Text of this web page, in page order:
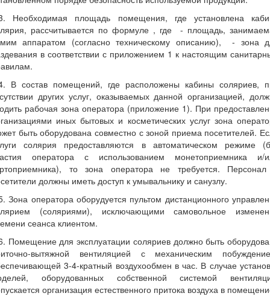
Необходимая площадь помещения, где установлена
рассчитывается по формуле , где
- площадь,
аппаратом (согласно техническому описанию),
- зона
в соответствии с приложением 1 к настоящим
В состав помещений, где расположены кабины соляриев,
других услуг, оказываемых данной организацией,
рабочая зона оператора (приложение 1). При
иных бытовых и косметических услуг зона
быть оборудована совместно с зоной приема посетителей.
солярия предоставляются в автоматическом режиме
оператора с использованием монетоприемника и/
то зона оператора не требуется.
должны иметь доступ к умывальнику и санузлу.
Зона оператора оборудуется пультом дистанционного
(соляриями), исключающими самовольное
сеанса клиентом.
Помещение для эксплуатации соляриев должно быть
вытяжной вентиляцией с механическим
3-4-кратный воздухообмен в час. В случае
оборудованных собственной системой
организация естественного притока воздуха в